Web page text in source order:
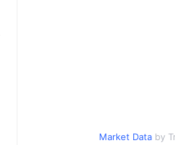
Market Databy